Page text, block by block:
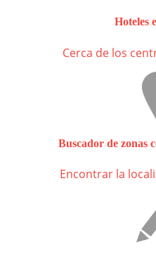
Hoteles
Cerca de los
Buscador de zonas
Encontrar la